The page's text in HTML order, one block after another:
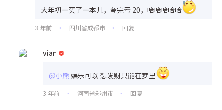
大年初一买了一本儿，夸完亏 20，哈哈哈哈哈
3 年前 • 四川省成都市 • 回复
vian
@小熊娱乐可以 想发财只能在梦里
3 年前 • 河南省郑州市 • 回复